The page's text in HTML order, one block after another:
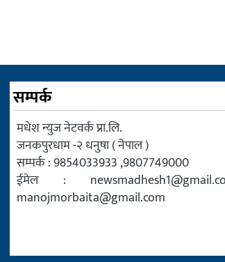
सम्पर्क
मधेश न्युज नेटवर्क प्रा.लि.
जनकपुरधाम -२ धनुषा ( नेपाल )
सम्पर्क : 9854033933 ,9807749000
ईमेल :
manojmorbaita@gmail.com